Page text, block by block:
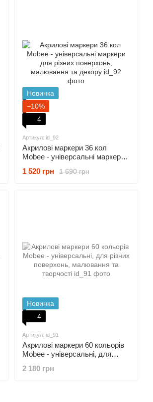
Новинка
−10%
4
Артикул: id_92
Акрилові маркери 36 кол
Mobee - універсальні маркери
малювання та декору
1 690 грн
1 520 грн
Новинка
4
Артикул: id_91
Акрилові маркери 60 кольорів
Mobee - універсальні, для
та творчості
2 180 грн